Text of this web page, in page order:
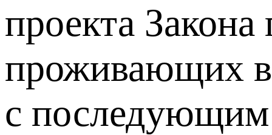
проекта
проживающих в
с последующим